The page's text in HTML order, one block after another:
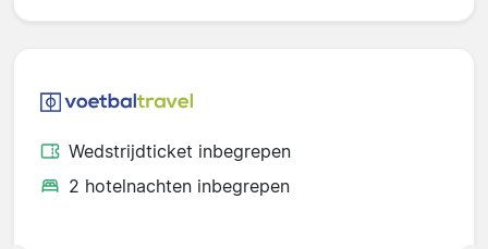
Wedstrijdticket inbegrepen
2 hotelnachten inbegrepen